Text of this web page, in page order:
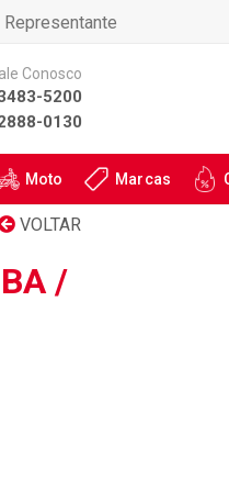
Representante
Conosco
5200
0130
Moto Marcas
VOLTAR
/